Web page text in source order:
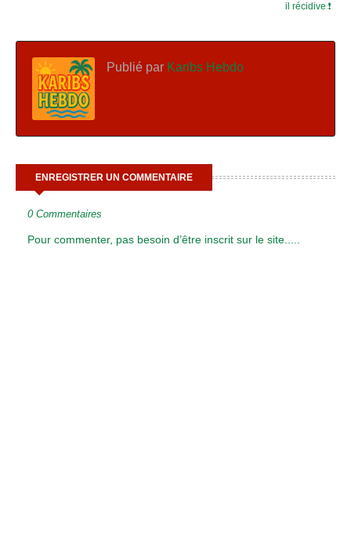
il récidive ❗
Publié par Karibs Hebdo
ENREGISTRER UN COMMENTAIRE
0 Commentaires
Pour commenter, pas besoin d’être inscrit sur le site.....